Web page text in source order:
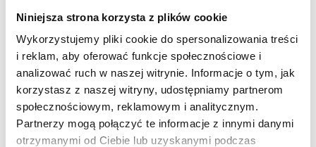
Niniejsza strona korzysta z plików cookie
Wykorzystujemy pliki cookie do spersonalizowania treści
i reklam, aby oferować funkcje społecznościowe i
analizować ruch w naszej witrynie. Informacje o tym, jak
korzystasz z naszej witryny, udostępniamy partnerom
społecznościowym, reklamowym i analitycznym.
Partnerzy mogą połączyć te informacje z innymi danymi
otrzymanymi od Ciebie lub uzyskanymi podczas
Psiak powinien mieć
możliwość swobodnego
położenia się w macie,
dzięki czemu podróż
będzie samą
przyjemnością.
rozmiar uniwersalny i
pasują do większości
modeli samochodów ale
warto się upewnić. ;)